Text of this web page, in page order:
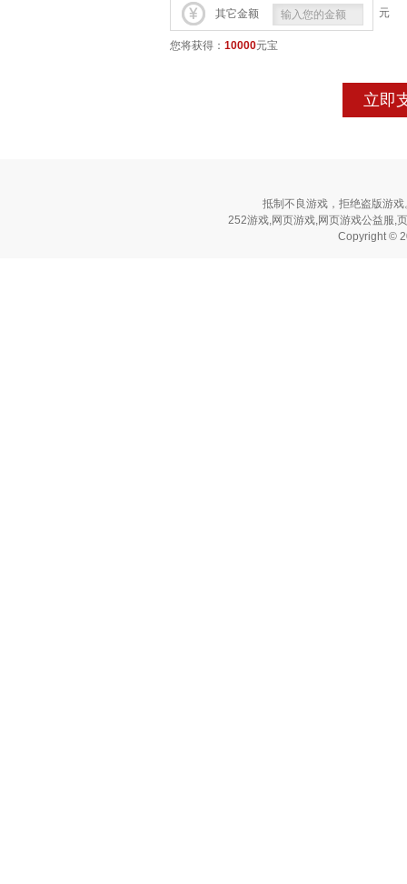
其它金额 元
您将获得： 10000元宝
抵制不良游戏，拒绝盗版游
252游戏,网页游戏,网页游戏公益服,
Copyright ©